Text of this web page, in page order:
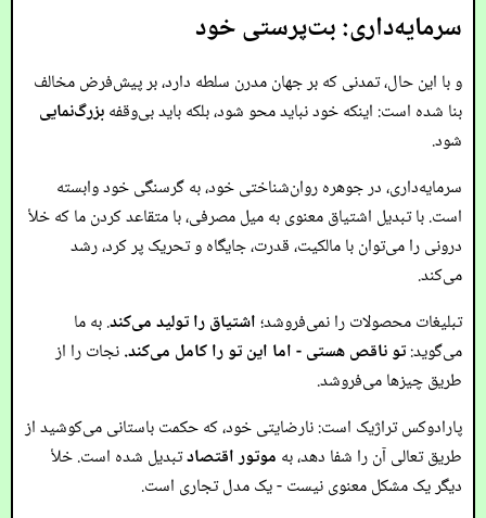
سرمایه‌داری: بت‌پرستی خود
و با این حال، تمدنی که بر جهان مدرن سلطه دارد، بر پیش‌فرض مخالف
بنا شده است: اینکه خود نباید محو شود، بلکه باید بی‌وقفهبزرگ‌نمایی
شود.
سرمایه‌داری، در جوهره روان‌شناختی خود، به گرسنگی خود وابسته
است. با تبدیل اشتیاق معنوی به میل مصرفی، با متقاعد کردن ما که خلأ
درونی را می‌توان با مالکیت، قدرت، جایگاه و تحریک پر کرد، رشد
می‌کند.
تبلیغات محصولات را نمی‌فروشد؛اشتیاق را تولید می‌کند. به ما
می‌گوید:تو ناقص هستی - اما این تو را کامل می‌کند.نجات را از
طریق چیزها می‌فروشد.
پارادوکس تراژیک است: نارضایتی خود، که حکمت باستانی می‌کوشید از
طریق تعالی آن را شفا دهد، به موتور اقتصادتبدیل شده است. خلأ
دیگر یک مشکل معنوی نیست - یک مدل تجاری است.